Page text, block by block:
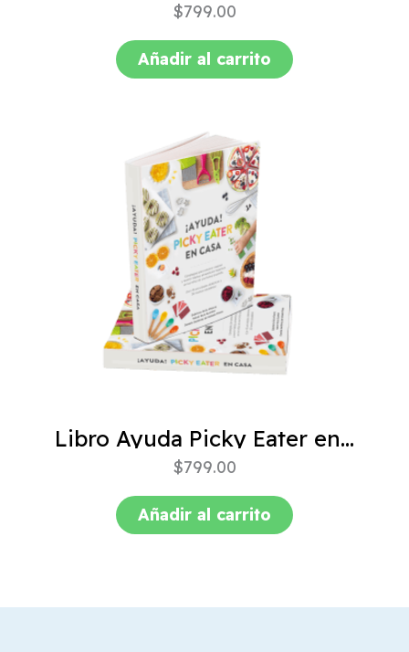
$799.00
Añadir al carrito
Libro Ayuda Picky Eater en casa
$799.00
Añadir al carrito